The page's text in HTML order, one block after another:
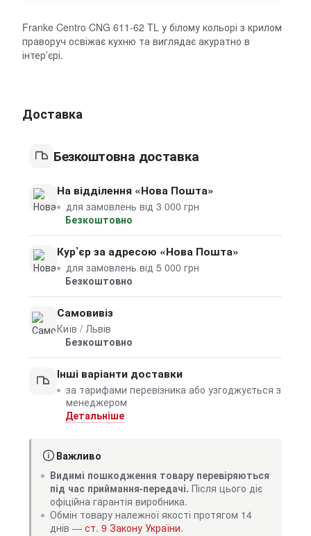
Franke Centro CNG 611-62 TL у білому кольорі з крилом
праворуч освіжає кухню та виглядає акуратно в
інтер’єрі.
Доставка
Безкоштовна доставка
На відділення «Нова Пошта»
для замовлень від 3 000 грн
Безкоштовно
Кур’єр за адресою «Нова Пошта»
для замовлень від 5 000 грн
Безкоштовно
Самовивіз
Київ / Львів
Безкоштовно
Інші варіанти доставки
за тарифами перевізника або узгоджується з
менеджером
Детальніше
Важливо
Видимі пошкодження товару перевіряються
під час приймання-передачі. Після цього діє
офіційна гарантія виробника.
Обмін товару належної якості протягом 14
днів — ст. 9 Закону України.